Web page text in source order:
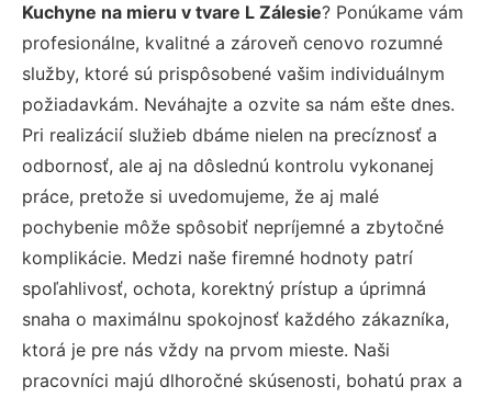
Kuchyne na mieru v tvare L Zálesie? Ponúkame vám
profesionálne, kvalitné a zároveň cenovo rozumné
služby, ktoré sú prispôsobené vašim individuálnym
požiadavkám. Neváhajte a ozvite sa nám ešte dnes.
Pri realizácií služieb dbáme nielen na precíznosť a
odbornosť, ale aj na dôslednú kontrolu vykonanej
práce, pretože si uvedomujeme, že aj malé
pochybenie môže spôsobiť nepríjemné a zbytočné
komplikácie. Medzi naše firemné hodnoty patrí
spoľahlivosť, ochota, korektný prístup a úprimná
snaha o maximálnu spokojnosť každého zákazníka,
ktorá je pre nás vždy na prvom mieste. Naši
pracovníci majú dlhoročné skúsenosti, bohatú prax a